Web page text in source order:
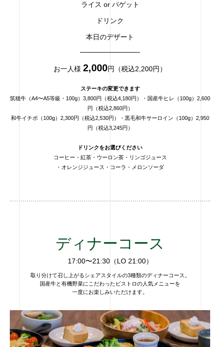
ライス or バゲット
ドリンク
本日のデザート
お一人様 2,000円（税込2,200円）
ステーキの変更できます
筑穂牛（A4〜A5等級・100g）3,800円（税込4,180円）・国産牛ヒレ（100g）2,600
円（税込2,860円）
和牛イチボ（100g）2,300円（税込2,530円）・黒毛和牛サーロイン（100g）2,950
円（税込3,245円）
ドリンクをお選びください
コーヒー・紅茶・ウーロン茶・リンゴジュース
・オレンジジュース・コーラ・メロンソーダ
ディナーコース
17:00〜21:30（LO 21:00）
取り分けて召し上がるシェアスタイルの3種類のディナーコース。
国産牛と有機野菜にこだわったビストロの人気メニューを
一度にお楽しみいただけます。